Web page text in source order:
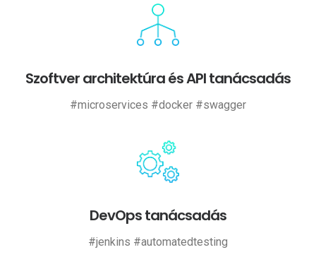
Szoftver architektúra és API tanácsadás
#microservices #docker #swagger
DevOps tanácsadás
#jenkins #automatedtesting